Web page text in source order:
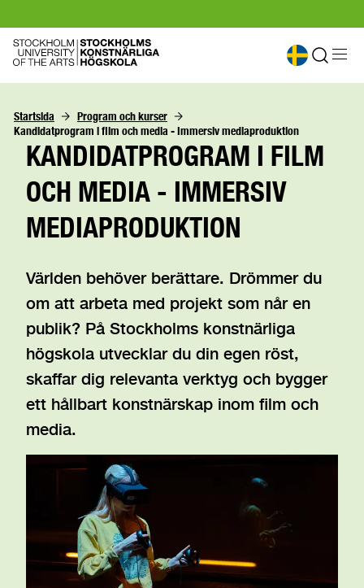
Startsida
Program och kurser
Kandidatprogram i film och media - Immersiv mediaproduktion
KANDIDATPROGRAM I FILM
OCH MEDIA - IMMERSIV
MEDIAPRODUKTION
Världen behöver berättare. Drömmer du
om att arbeta med projekt som når en
publik? På Stockholms konstnärliga
högskola utvecklar du din egen röst,
skaffar dig relevanta verktyg och bygger
ett hållbart konstnärskap inom film och
media.